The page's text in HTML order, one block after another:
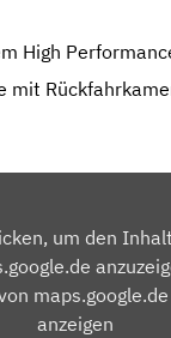
High
mit
um den
anzeigen